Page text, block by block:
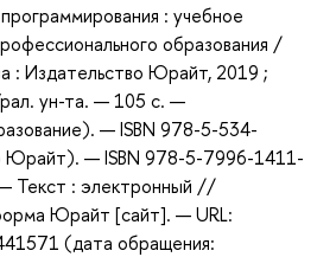
: учебное
образования /
: Издательство Юрайт, 2019 ;
ун-та. — 105 с. —
— ISBN 978-5-534-
Юрайт). — ISBN 978-5-7996-1411-
Текст : электронный //
Юрайт [сайт]. — URL:
(дата обращения: